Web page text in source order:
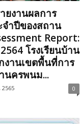
ยงานผลการ
จำปีของสถาน
Report:
โรงเรียนบ้าน
งานเขตพื้นที่การ
นครพนม...
2565 0